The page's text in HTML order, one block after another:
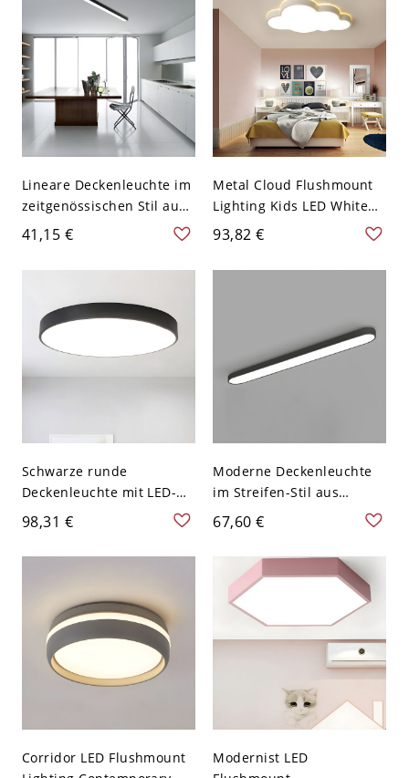
Lineare Deckenleuchte im
zeitgenössischen Stil aus
schwarzem Aluminium
mit LED-Lichtquelle für
die Küche, 23,5" breit
41,15 €
Metal Cloud Flushmount
Lighting Kids LED White
Ceiling Lamp in White
Light/Remote Control
Stepless Dimming for
54,61 cm Weißlicht
93,82 €
Schwarze runde
Deckenleuchte mit LED-
Beleuchtung und
Acrylglas in Weiß,
modernes Design, 9"
98,31 €
Moderne Deckenleuchte
im Streifen-Stil aus
Aluminium mit LED-
Technologie für das Büro -
110V-120V 62,23 cm
Schwarz Weißlicht
67,60 €
Corridor LED Flushmount
Modernist LED